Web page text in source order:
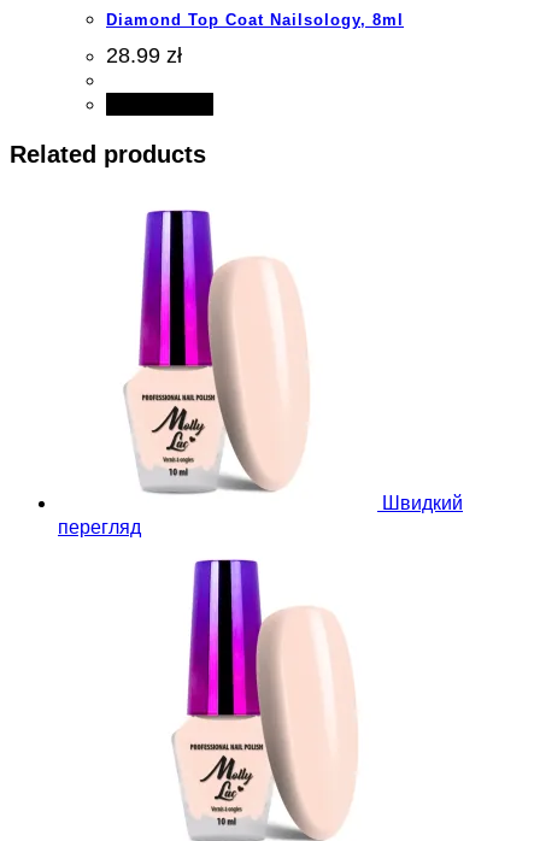
Diamond Top Coat Nailsology, 8ml
28.99 zł
Related products
Швидкий
перегляд